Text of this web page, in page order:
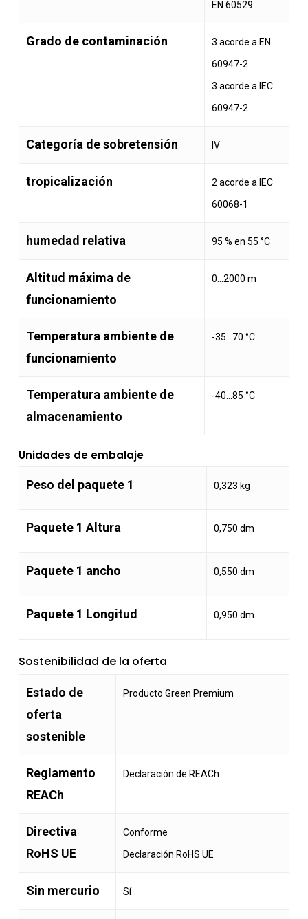
EN 60529
Grado de contaminación
3 acorde a EN
60947-2
3 acorde a IEC
60947-2
Categoría de sobretensión IV
tropicalización
2 acorde a IEC
60068-1
humedad relativa 95 % en 55 °C
Altitud máxima de
funcionamiento
0…2000 m
Temperatura ambiente de
funcionamiento
-35…70 °C
Temperatura ambiente de
almacenamiento
-40…85 °C
Unidades de embalaje
Peso del paquete 1 0,323 kg
Paquete 1 Altura 0,750 dm
Paquete 1 ancho 0,550 dm
Paquete 1 Longitud 0,950 dm
Sostenibilidad de la oferta
Estado de
oferta
sostenible
Producto Green Premium
Reglamento
REACh
Declaración de REACh
Directiva
RoHS UE
Conforme
Declaración RoHS UE
Sin mercurio Sí